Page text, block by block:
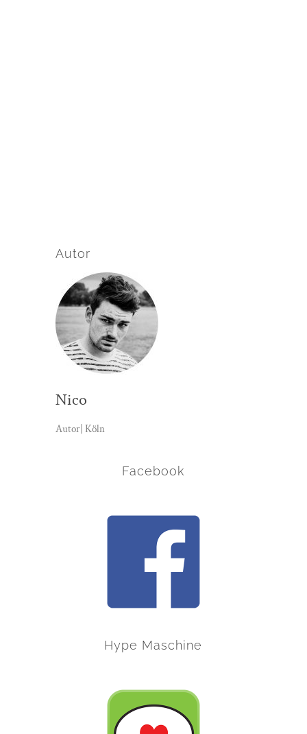
Autor
Nico
Autor| Köln
Facebook
Hype Maschine